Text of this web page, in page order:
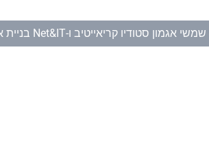
שמשי אגמון סטודיו קריאייטיב ו-Net&IT בניית אתרים ושירותי מחשוב